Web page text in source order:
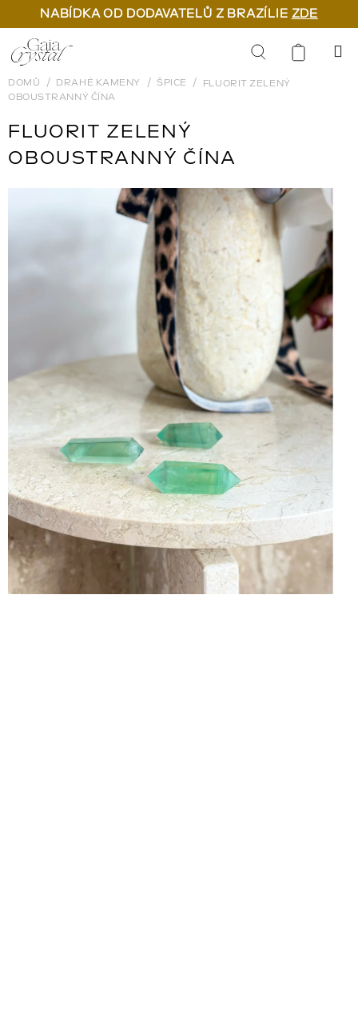
NABÍDKA OD DODAVATELŮ Z BRAZÍLIE ZDE
Přejít
na
obsah
Hledat
DOMŮ DRAHÉ KAMENY ŠPICE
FLUORIT ZELENÝ
OBOUSTRANNÝ ČÍNA
FLUORIT ZELENÝ
OBOUSTRANNÝ ČÍNA